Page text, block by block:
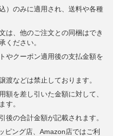
）のみに適用され、送料や各種
は、他のご注文との同梱はでき
ください。
やクーポン適用後の支払金額を
渡などは禁止しております。
額を差し引いた金額に対して、
す。
後の合計金額が記載されます。
ピング店、Amazon店ではご利